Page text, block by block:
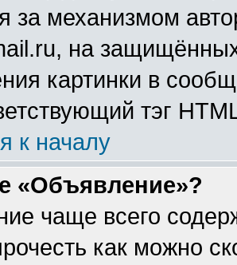
за механизмом
на
картинки в
тэг
к началу
«Объявление»?
чаще всего
как можно